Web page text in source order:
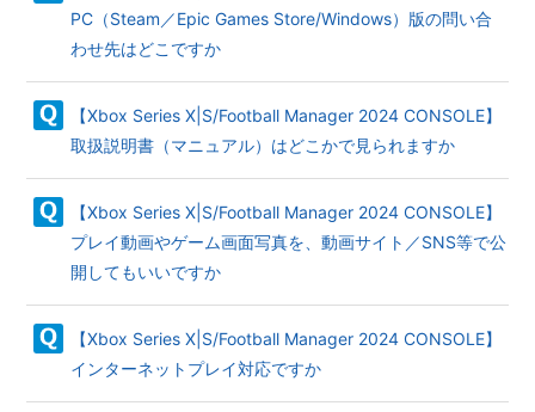
PC（Steam／Epic Games Store/Windows）版の問い合
わせ先はどこですか
【Xbox Series X|S/Football Manager 2024 CONSOLE】
取扱説明書（マニュアル）はどこかで見られますか
【Xbox Series X|S/Football Manager 2024 CONSOLE】
プレイ動画やゲーム画面写真を、動画サイト／SNS等で公
開してもいいですか
【Xbox Series X|S/Football Manager 2024 CONSOLE】
インターネットプレイ対応ですか